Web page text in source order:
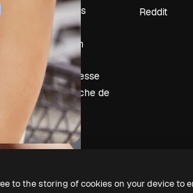
Événements
Slidesgo
Vendre mon
contenu
Salle de presse
À la recherche de
magnific.ai
Reddit
to the storing of cookies on your device to